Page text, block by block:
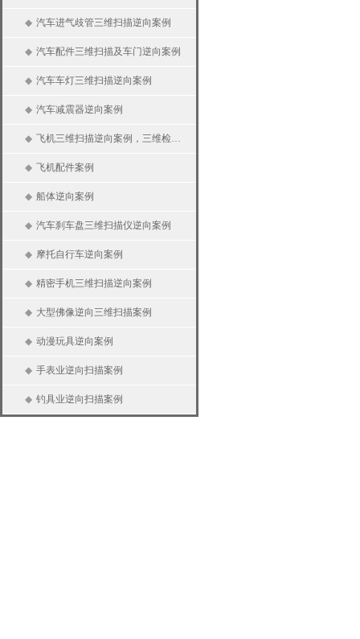
◆ 汽车进气歧管三维扫描逆向案例
◆ 汽车配件三维扫描及车门逆向案例
◆ 汽车车灯三维扫描逆向案例
◆ 汽车减震器逆向案例
◆ 飞机三维扫描逆向案例，三维检测及分析
◆ 飞机配件案例
◆ 船体逆向案例
◆ 汽车刹车盘三维扫描仪逆向案例
◆ 摩托自行车逆向案例
◆ 精密手机三维扫描逆向案例
◆ 大型佛像逆向三维扫描案例
◆ 动漫玩具逆向案例
◆ 手表业逆向扫描案例
◆ 钓具业逆向扫描案例